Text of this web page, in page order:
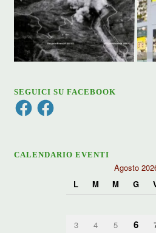
SEGUICI SU FACEBOOK
FacebookFacebook
CALENDARIO EVENTI
Agosto
L
M M G
3
4 5 6